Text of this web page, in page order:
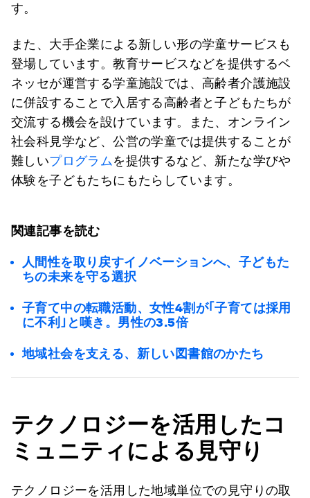
す。
また、大手企業による新しい形の学童サービスも
登場しています。教育サービスなどを提供するベ
ネッセが運営する学童施設では、高齢者介護施設
に併設することで入居する高齢者と子どもたちが
交流する機会を設けています。また、オンライン
社会科見学など、公営の学童では提供することが
難しいプログラムを提供するなど、新たな学びや
体験を子どもたちにもたらしています。
関連記事を読む
人間性を取り戻すイノベーションへ、子どもた
ちの未来を守る選択
子育て中の転職活動、女性4割が｢子育ては採用
に不利｣と嘆き。男性の3.5倍
地域社会を支える、新しい図書館のかたち
テクノロジーを活用したコ
ミュニティによる見守り
テクノロジーを活用した地域単位での見守りの取